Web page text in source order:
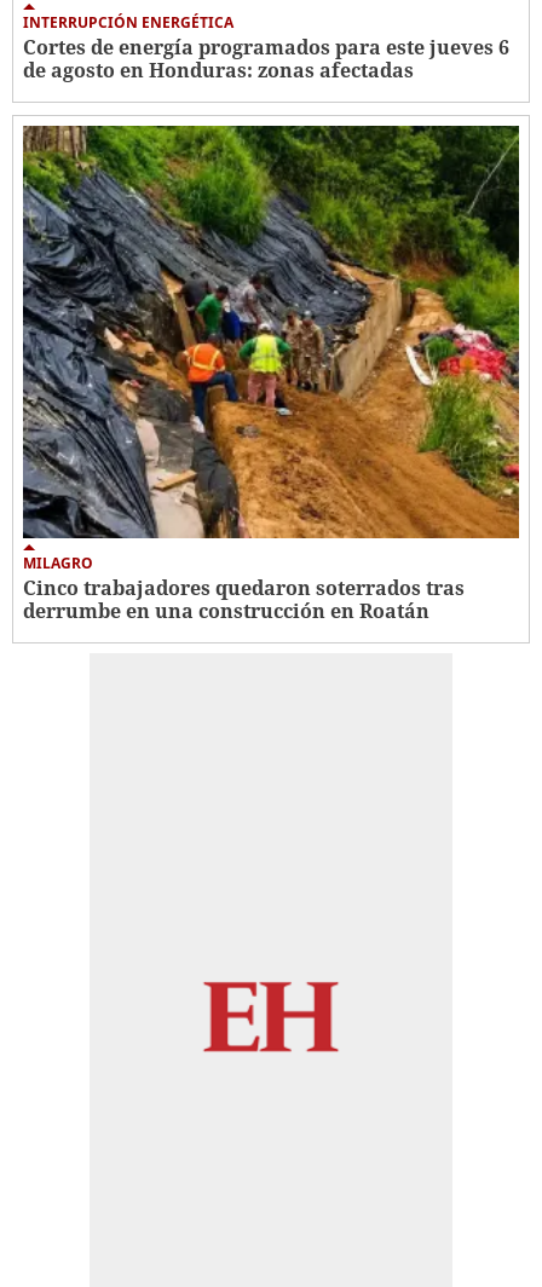
INTERRUPCIÓN ENERGÉTICA
Cortes de energía programados para este jueves 6
de agosto en Honduras: zonas afectadas
MILAGRO
Cinco trabajadores quedaron soterrados tras
derrumbe en una construcción en Roatán